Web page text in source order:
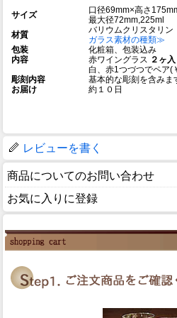
サイズ
口径69mm×高さ
最大径72mm,225ml
材質
バリウムクリスタリン
ガラス素材の種類≫
包装
化粧箱、包装込み
内容
赤ワイングラス ２ヶ入
白、赤1つづつでペア(
彫刻内容
基本的な彫刻を含みま
お届け
約１０日
レビューを書く
商品についてのお問い合わせ
お気に入りに登録